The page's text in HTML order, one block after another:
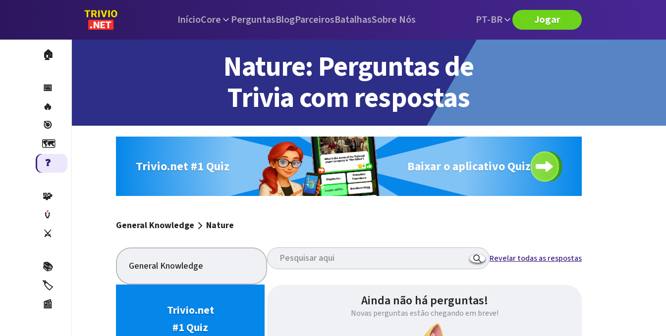
InícioCore PerguntasBlogParceirosBatalhasSobre Nós PT-BR Jogar
🏠
📅
🔥
🎯
🗺️
❓
🧩
🏺
⚔️
📚
🏷️
📰
Nature: Perguntas de
Trivia com respostas
Trivio.net #1 Quiz Baixar o aplicativo Quiz
General Knowledge Nature
General Knowledge
Trivio.net
#1 Quiz
Revelar todas as respostas
Ainda não há perguntas!
Novas perguntas estão chegando em breve!